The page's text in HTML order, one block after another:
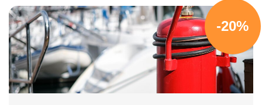
-20%